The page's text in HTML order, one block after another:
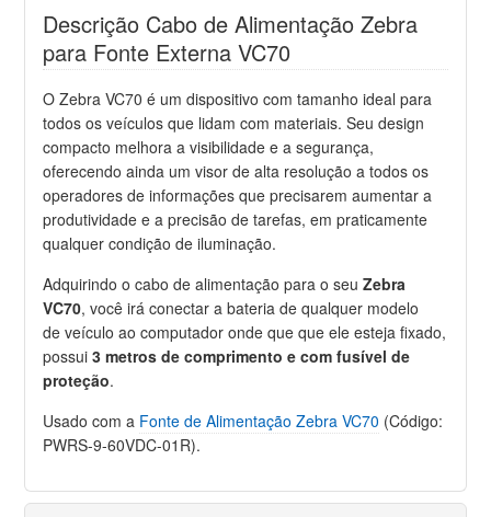
Descrição Cabo de Alimentação Zebra
para Fonte Externa VC70
O Zebra VC70 é um dispositivo com tamanho ideal para
todos os veículos que lidam com materiais. Seu design
compacto melhora a visibilidade e a segurança,
oferecendo ainda um visor de alta resolução a todos os
operadores de informações que precisarem aumentar a
produtividade e a precisão de tarefas, em praticamente
qualquer condição de iluminação.
Adquirindo o cabo de alimentação para o seuZebra
VC70, você irá conectar a bateria de qualquer modelo
de veículo ao computador onde que que ele esteja fixado,
possui3 metros de comprimento e com fusível de
proteção.
Usado com a Fonte de Alimentação Zebra VC70 (Código:
PWRS-9-60VDC-01R).